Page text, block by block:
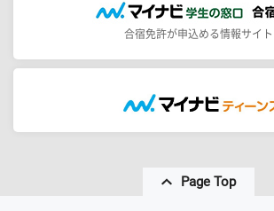
合宿免許が申込める情報サイト
Page Top